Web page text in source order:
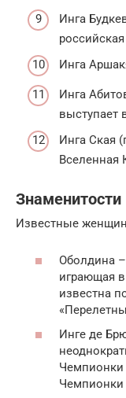
Инга
Инга
Инга
выступает
Инга Ская
Вселенная
Знаменитости
Известные
Оболдина –
играющая
известна
Инге де